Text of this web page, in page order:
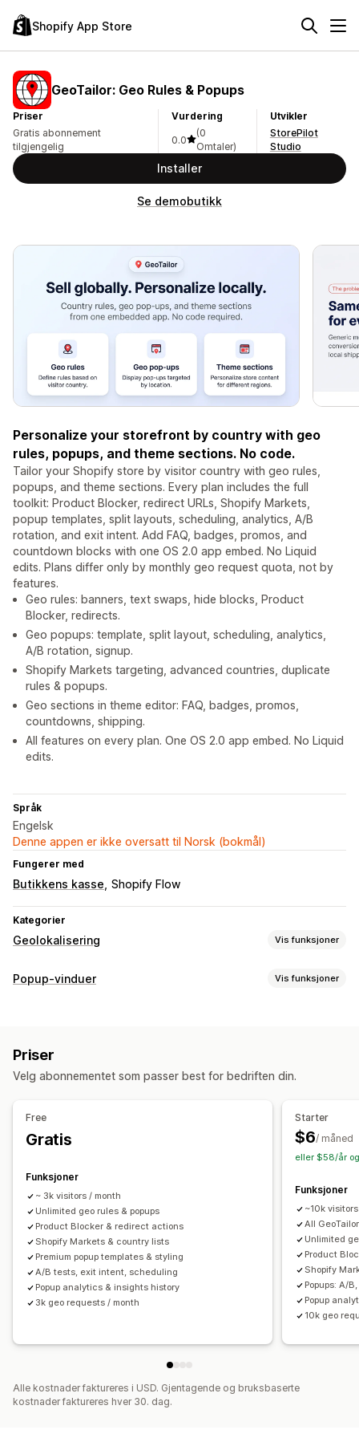
Shopify App Store
GeoTailor: Geo Rules & Popups
Priser
Gratis abonnement
tilgjengelig
Vurdering
0.0
(0
Omtaler)
Utvikler
StorePilot
Studio
Installer
Se demobutikk
Personalize your storefront by country with geo
rules, popups, and theme sections. No code.
Tailor your Shopify store by visitor country with geo rules,
popups, and theme sections. Every plan includes the full
toolkit: Product Blocker, redirect URLs, Shopify Markets,
popup templates, split layouts, scheduling, analytics, A/B
rotation, and exit intent. Add FAQ, badges, promos, and
countdown blocks with one OS 2.0 app embed. No Liquid
edits. Plans differ only by monthly geo request quota, not by
features.
Geo rules: banners, text swaps, hide blocks, Product
Blocker, redirects.
Geo popups: template, split layout, scheduling, analytics,
A/B rotation, signup.
Shopify Markets targeting, advanced countries, duplicate
rules & popups.
Geo sections in theme editor: FAQ, badges, promos,
countdowns, shipping.
All features on every plan. One OS 2.0 app embed. No Liquid
edits.
Språk
Engelsk
Denne appen er ikke oversatt til Norsk (bokmål)
Fungerer med
Butikkens kasse Shopify Flow
Kategorier
Geolokalisering Vis funksjoner
Blokkering
IP-adresse
Innstillinger for lokal tilpasning
Popup-vinduer Vis funksjoner
Priser
Velg abonnementet som passer best for bedriften din.
Free
Gratis
Funksjoner
~ 3k visitors / month
Unlimited geo rules & popups
Product Blocker & redirect actions
Shopify Markets & country lists
Premium popup templates & styling
A/B tests, exit intent, scheduling
Popup analytics & insights history
3k geo requests / month
Starter
$6/ måned
eller $58/år
Funksjoner
~10k
All
Unlimited
Product
Shopify
Popups: A/
Popup
10k geo
Alle kostnader faktureres i USD. Gjentagende og bruksbaserte
kostnader faktureres hver 30. dag.